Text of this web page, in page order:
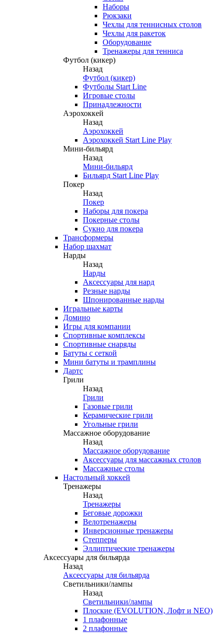
Наборы
Рюкзаки
Чехлы для теннисных столов
Чехлы для ракеток
Оборудование
Тренажеры для тенниса
Футбол (кикер)
Назад
Футбол (кикер)
Футболы Start Line
Игровые столы
Принадлежности
Аэрохоккей
Назад
Аэрохоккей
Аэрохоккей Start Line Play
Мини-бильярд
Назад
Мини-бильярд
Бильярд Start Line Play
Покер
Назад
Покер
Наборы для покера
Покерные столы
Сукно для покера
Трансформеры
Набор шахмат
Нарды
Назад
Нарды
Аксессуары для нард
Резные нарды
Шпонированные нарды
Игральные карты
Домино
Игры для компании
Спортивные комплексы
Спортивные снаряды
Батуты с сеткой
Мини батуты и трамплины
Дартс
Грили
Назад
Грили
Газовые грили
Керамические грили
Угольные грили
Массажное оборудование
Назад
Массажное оборудование
Аксессуары для массажных столов
Массажные столы
Настольный хоккей
Тренажеры
Назад
Тренажеры
Беговые дорожки
Велотренажеры
Инверсионные тренажеры
Степперы
Эллиптические тренажеры
Аксессуары для бильярда
Назад
Аксессуары для бильярда
Светильники/лампы
Назад
Светильники/лампы
Плоские (EVOLUTION, Лофт и NEO)
1 плафонные
2 плафонные